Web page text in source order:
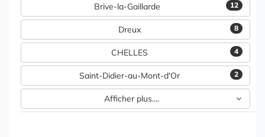
12
Brive-la-Gaillarde
8
Dreux
4
CHELLES
2
Saint-Didier-au-Mont-d'Or
Afficher plus....